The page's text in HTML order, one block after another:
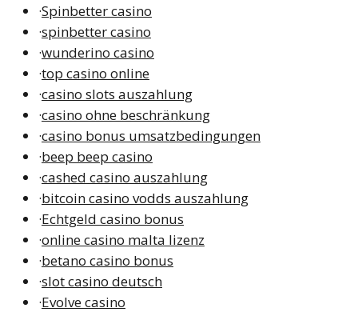
·Spinbetter casino
·spinbetter casino
·wunderino casino
·top casino online
·casino slots auszahlung
·casino ohne beschränkung
·casino bonus umsatzbedingungen
·beep beep casino
·cashed casino auszahlung
·bitcoin casino vodds auszahlung
·Echtgeld casino bonus
·online casino malta lizenz
·betano casino bonus
·slot casino deutsch
·Evolve casino